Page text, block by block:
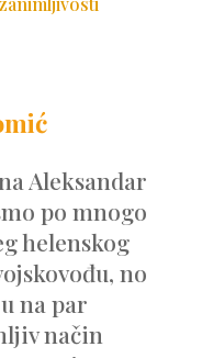
Aleksandar
po mnogo
helenskog
no
na par
način